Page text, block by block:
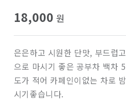
18,000 원
은은하고 시원한 단맛, 부드럽
으로 마시기 좋은 공부차 백차
도가 적어 카페인이없는 차로
시기좋습니다.